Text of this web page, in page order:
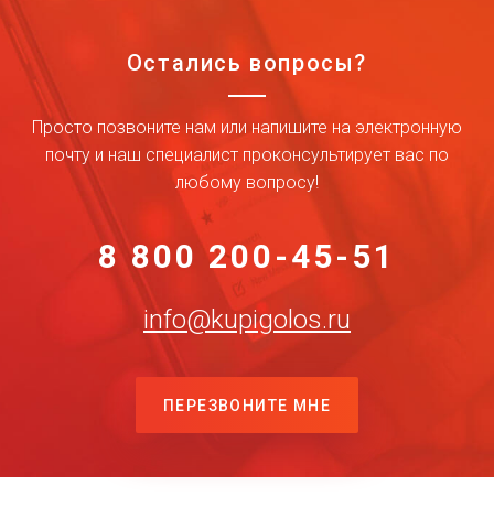
Остались вопросы?
Просто позвоните нам или напишите на электронную
почту и наш специалист проконсультирует вас по
любому вопросу!
8 800 200-45-51
info@kupigolos.ru
ПЕРЕЗВОНИТЕ МНЕ